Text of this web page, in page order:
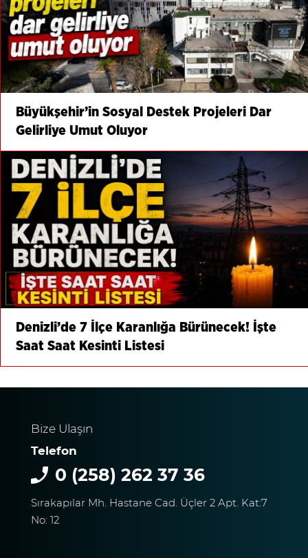
Büyükşehir’in Sosyal Destek Projeleri Dar
Gelirliye Umut Oluyor
Denizli’de 7 İlçe Karanlığa Bürünecek! İşte
Saat Saat Kesinti Listesi
Bize Ulaşın
Telefon
0 (258) 262 37 36
Sırakapılar Mh. Hastane Cad. Üçler 2 Apt. Kat:7
No: 12